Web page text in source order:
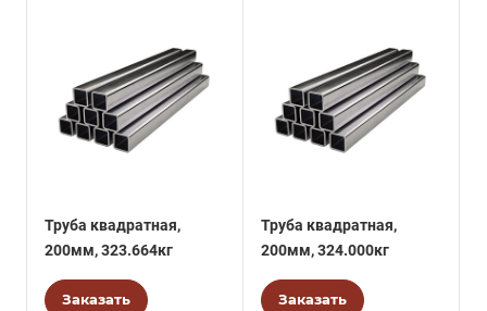
Труба квадратная,
200мм, 323.664кг
Заказать
Труба квадратная,
200мм, 324.000кг
Заказать